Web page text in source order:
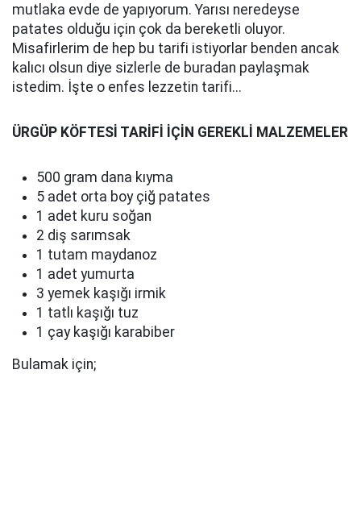
mutlaka evde de yapıyorum. Yarısı neredeyse
patates olduğu için çok da bereketli oluyor.
Misafirlerim de hep bu tarifi istiyorlar benden ancak
kalıcı olsun diye sizlerle de buradan paylaşmak
istedim. İşte o enfes lezzetin tarifi...
ÜRGÜP KÖFTESİ TARİFİ İÇİN GEREKLİ MALZEMELER
500 gram dana kıyma
5 adet orta boy çiğ patates
1 adet kuru soğan
2 diş sarımsak
1 tutam maydanoz
1 adet yumurta
3 yemek kaşığı irmik
1 tatlı kaşığı tuz
1 çay kaşığı karabiber
Bulamak için;